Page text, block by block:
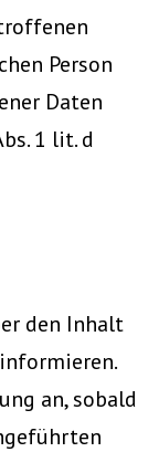
Person
Daten
1 lit. d
den Inhalt
an, sobald